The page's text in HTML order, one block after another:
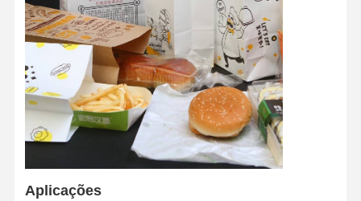
Aplicações